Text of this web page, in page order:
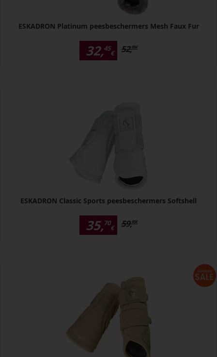
ESKADRON Platinum peesbeschermers Mesh Faux Fur
32,45
€ 52,95€
ESKADRON Classic Sports peesbeschermers Softshell
35,70
€ 59,95€